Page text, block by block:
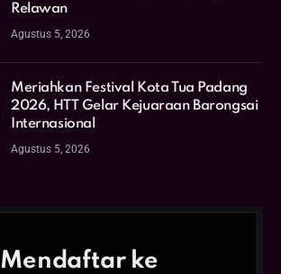
Relawan
Agustus 5, 2026
Meriahkan Festival Kota Tua Padang
2026, HTT Gelar Kejuaraan Barongsai
Internasional
Agustus 5, 2026
Mendaftar ke